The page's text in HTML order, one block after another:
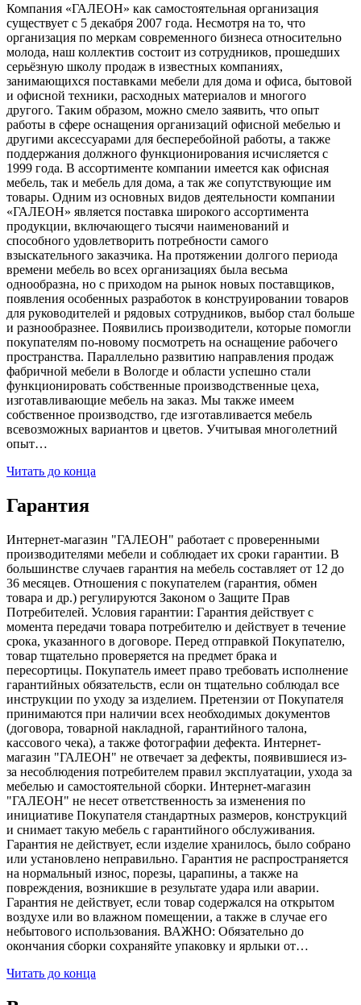
Компания «ГАЛЕОН» как самостоятельная организация
существует с 5 декабря 2007 года. Несмотря на то, что
организация по меркам современного бизнеса относительно
молода, наш коллектив состоит из сотрудников, прошедших
серьёзную школу продаж в известных компаниях,
занимающихся поставками мебели для дома и офиса, бытовой
и офисной техники, расходных материалов и многого
другого. Таким образом, можно смело заявить, что опыт
работы в сфере оснащения организаций офисной мебелью и
другими аксессуарами для бесперебойной работы, а также
поддержания должного функционирования исчисляется с
1999 года. В ассортименте компании имеется как офисная
мебель, так и мебель для дома, а так же сопутствующие им
товары. Одним из основных видов деятельности компании
«ГАЛЕОН» является поставка широкого ассортимента
продукции, включающего тысячи наименований и
способного удовлетворить потребности самого
взыскательного заказчика. На протяжении долгого периода
времени мебель во всех организациях была весьма
однообразна, но с приходом на рынок новых поставщиков,
появления особенных разработок в конструировании товаров
для руководителей и рядовых сотрудников, выбор стал больше
и разнообразнее. Появились производители, которые помогли
покупателям по-новому посмотреть на оснащение рабочего
пространства. Параллельно развитию направления продаж
фабричной мебели в Вологде и области успешно стали
функционировать собственные производственные цеха,
изготавливающие мебель на заказ. Мы также имеем
собственное производство, где изготавливается мебель
всевозможных вариантов и цветов. Учитывая многолетний
опыт…
Читать до конца
Гарантия
Интернет-магазин "ГАЛЕОН" работает с проверенными
производителями мебели и соблюдает их сроки гарантии. В
большинстве случаев гарантия на мебель составляет от 12 до
36 месяцев. Отношения с покупателем (гарантия, обмен
товара и др.) регулируются Законом о Защите Прав
Потребителей. Условия гарантии: Гарантия действует с
момента передачи товара потребителю и действует в течение
срока, указанного в договоре. Перед отправкой Покупателю,
товар тщательно проверяется на предмет брака и
пересортицы. Покупатель имеет право требовать исполнение
гарантийных обязательств, если он тщательно соблюдал все
инструкции по уходу за изделием. Претензии от Покупателя
принимаются при наличии всех необходимых документов
(договора, товарной накладной, гарантийного талона,
кассового чека), а также фотографии дефекта. Интернет-
магазин "ГАЛЕОН" не отвечает за дефекты, появившиеся из-
за несоблюдения потребителем правил эксплуатации, ухода за
мебелью и самостоятельной сборки. Интернет-магазин
"ГАЛЕОН" не несет ответственность за изменения по
инициативе Покупателя стандартных размеров, конструкций
и снимает такую мебель с гарантийного обслуживания.
Гарантия не действует, если изделие хранилось, было собрано
или установлено неправильно. Гарантия не распространяется
на нормальный износ, порезы, царапины, а также на
повреждения, возникшие в результате удара или аварии.
Гарантия не действует, если товар содержался на открытом
воздухе или во влажном помещении, а также в случае его
небытового использования. ВАЖНО: Обязательно до
окончания сборки сохраняйте упаковку и ярлыки от…
Читать до конца